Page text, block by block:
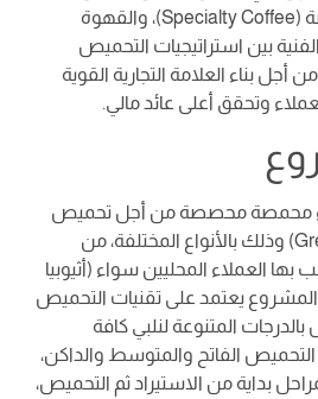
لسوق القهوة المتخصصة (Specialty Coffee)، والقهوة
بين استراتيجيات التحميص
أجل بناء العلامة التجارية القوية
وتحقق أعلى عائد مالي.
محمصة محصصة من أجل تحميص
البن الأخضر (Green Beans) وذلك بالأنواع المختلفة، من
بها العملاء المحليين سواء (أثيوبيا
والمشروع يعتمد على تقنيات التحميص
المتنوعة لنلبي كافة
التحميص الفاتح والمتوسط والداكن،
بداية من الاستيراد ثم التحميص،